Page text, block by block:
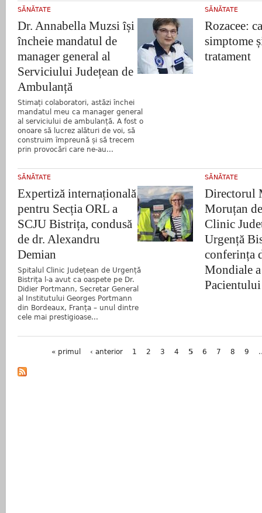
SĂNĂTATE
Dr. Annabella Muzsi își
încheie mandatul de
manager general al
Serviciului Județean de
Ambulanță
Stimați colaboratori, astăzi închei
mandatul meu ca manager general
al serviciului de ambulanță. A fost o
onoare să lucrez alături de voi, să
construim împreună și să trecem
prin provocări care ne-au...
SĂNĂTATE
Rozacee:
simptome
tratament
SĂNĂTATE
Expertiză internațională
pentru Secția ORL a
SCJU Bistrița, condusă
de dr. Alexandru
Demian
Spitalul Clinic Județean de Urgență
Bistrița l-a avut ca oaspete pe Dr.
Didier Portmann, Secretar General
al Institutului Georges Portmann
din Bordeaux, Franța – unul dintre
cele mai prestigioase...
SĂNĂTATE
Directorul
Moruțan
Clinic
Urgență
conferința
Mondiale
Pacientului
Pagini« primul ‹ anterior 1 2 3 4 5 6 7 8 9